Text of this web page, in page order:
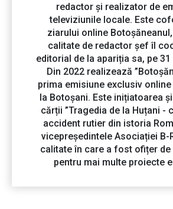
redactor și realizator de
televiziunile locale. Este
ziarului online
calitate de redactor șef îl
editorial de la apariția sa, pe
Din 2022 realizează
prima emisiune exclusiv
la Botoșani. Este inițiatoarea
cărții ”Tragedia de la Huțani -
accident rutier din istoria
vicepreședintele Asociației B-
calitate în care a fost ofițer
pentru mai multe proiecte